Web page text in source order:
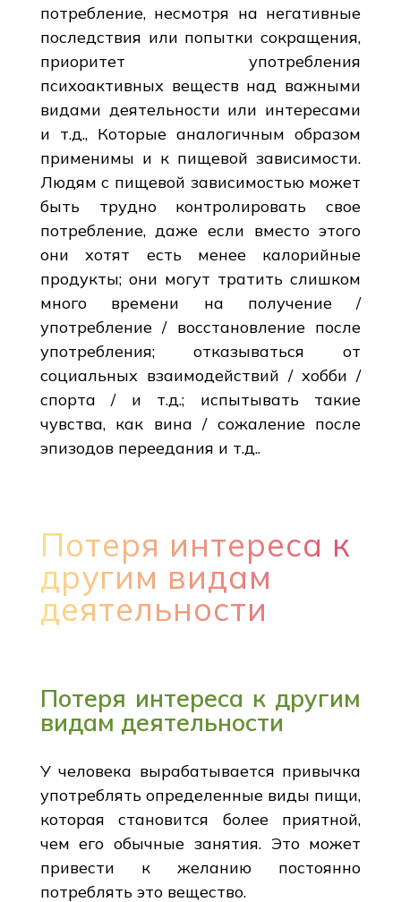
потребление, несмотря на негативные
последствия или попытки сокращения,
приоритет употребления
психоактивных веществ над важными
видами деятельности или интересами
и т.д., Которые аналогичным образом
применимы и к пищевой зависимости.
Людям с пищевой зависимостью может
быть трудно контролировать свое
потребление, даже если вместо этого
они хотят есть менее калорийные
продукты; они могут тратить слишком
много времени на получение /
употребление / восстановление после
употребления; отказываться от
социальных взаимодействий / хобби /
спорта / и т.д.; испытывать такие
чувства, как вина / сожаление после
эпизодов переедания и т.д..
Потеря интереса к
другим видам
деятельности
Потеря интереса к другим
видам деятельности
У человека вырабатывается привычка
употреблять определенные виды пищи,
которая становится более приятной,
чем его обычные занятия. Это может
привести к желанию постоянно
потреблять это вещество.